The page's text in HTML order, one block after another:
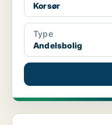
Korsør
Type
Andelsbolig
Andelsbolig i Haslev